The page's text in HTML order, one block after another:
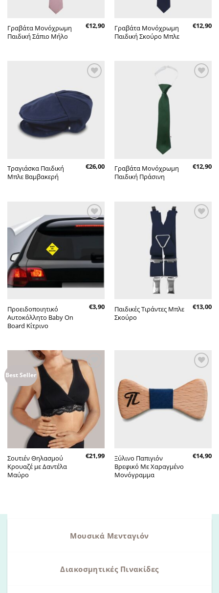
Γραβάτα Μονόχρωμη
Παιδική Σάπιο Μήλο
€12,90
Γραβάτα Μονόχρωμη
Παιδική Σκούρο Μπλε
€12,90
στην λίστα
επιθυμητών
Τραγιάσκα Παιδική
Μπλε Βαμβακερή
€26,00
Γραβάτα Μονόχρωμη
Παιδική Πράσινη
€12,90
Πρόσθήκη
Προειδοποιητικό
Αυτοκόλλητο Baby On
Board Κίτρινο
€3,90
επιθυμητών
Παιδικές Τιράντες Μπλε
Σκούρο
€13,00
Best Seller
Πρόσθήκη
στην λίστα
επιθυμητών
Σουτιέν Θηλασμού
Κρουαζέ με Δαντέλα
Μαύρο
€21,99
στην λίστα
επιθυμητών
Ξύλινο Παπιγιόν
Βρεφικό Με Χαραγμένο
Μονόγραμμα
€14,90
Μουσικά Μενταγιόν
Διακοσμητικές Πινακίδες